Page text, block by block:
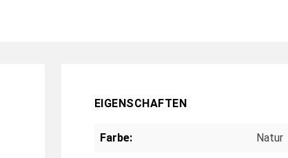
EIGENSCHAFTEN
Farbe: Natur